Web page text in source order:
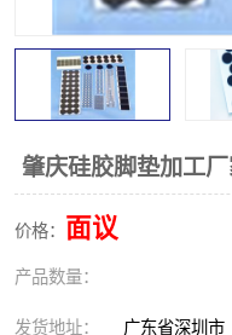
肇庆硅胶脚垫加工
价格： 面议
产品数量：
发货地址： 广东省深圳市